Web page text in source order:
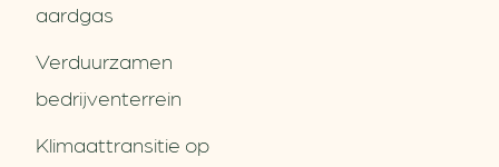
aardgas
Verduurzamen
bedrijventerrein
Klimaattransitie op